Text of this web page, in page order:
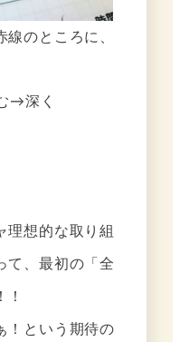
線のところに、
→深く
理想的な取り組
て、最初の「全
！という期待の